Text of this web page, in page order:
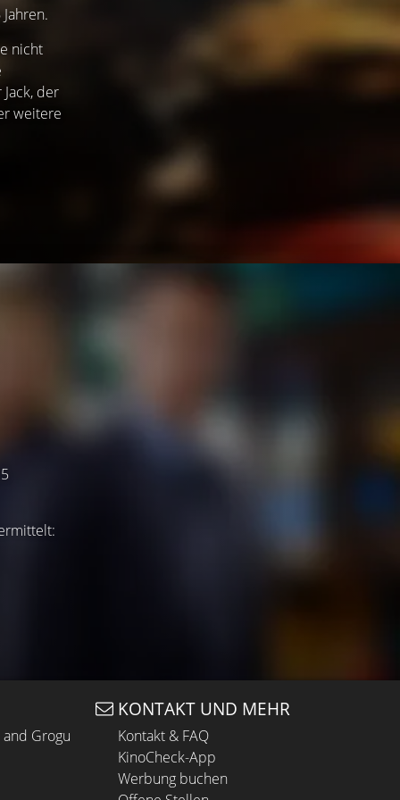
nicht
der
weitere
Grogu
KONTAKT UND MEHR
Kontakt & FAQ
KinoCheck-App
Werbung buchen